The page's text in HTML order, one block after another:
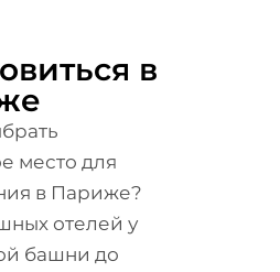
в
место для
в Париже?
отелей у
башни до